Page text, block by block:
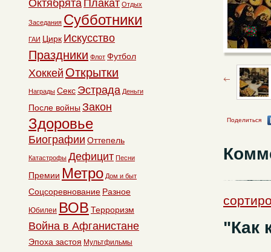
Поделиться
"Как
Октябрята Плакат Отдых
Заседания Субботники
ГАИ Цирк Искусство
Праздники Флот Футбол
Хоккей Открытки
Награды Секс Эстрада Деньги
После войны Закон
Здоровье
Биографии Оттепель
Катастрофы Дефицит Песни
Премии Метро Дом и быт
Соцсоревнование Разное
Юбилеи ВОВ Терроризм
Война в Афганистане
Эпоха застоя Мультфильмы